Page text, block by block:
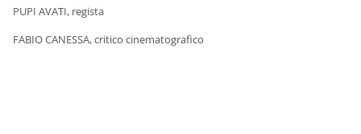
PUPI AVATI, regista
FABIO CANESSA, critico cinematografico